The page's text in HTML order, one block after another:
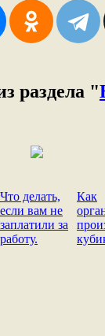
раздела "
Что делать,
если вам не
заплатили за
работу.
Как